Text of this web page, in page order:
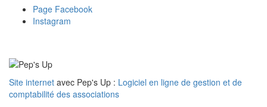
Page Facebook
Instagram
Site internet avec Pep's Up : Logiciel en ligne de gestion et de
comptabilité des associations